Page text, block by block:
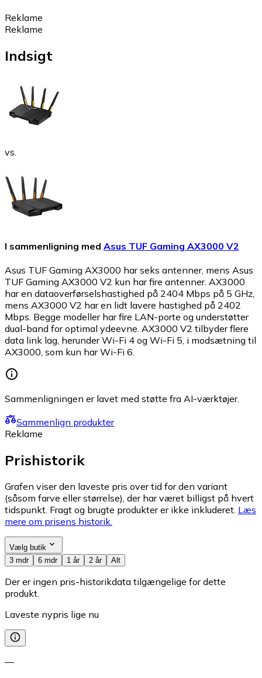
Reklame
Reklame
Indsigt
vs.
I sammenligning med Asus TUF Gaming AX3000 V2
Asus TUF Gaming AX3000 har seks antenner, mens Asus
TUF Gaming AX3000 V2 kun har fire antenner. AX3000
har en dataoverførselshastighed på 2404 Mbps på 5 GHz,
mens AX3000 V2 har en lidt lavere hastighed på 2402
Mbps. Begge modeller har fire LAN-porte og understøtter
dual-band for optimal ydeevne. AX3000 V2 tilbyder flere
data link lag, herunder Wi-Fi 4 og Wi-Fi 5, i modsætning til
AX3000, som kun har Wi-Fi 6.
Sammenligningen er lavet med støtte fra AI-værktøjer.
Sammenlign produkter
Reklame
Prishistorik
Grafen viser den laveste pris over tid for den variant
(såsom farve eller størrelse), der har været billigst på hvert
tidspunkt. Fragt og brugte produkter er ikke inkluderet. Læs
mere om prisens historik.
Vælg butik
3 mdr
6 mdr 1 år 2 år Alt
Der er ingen pris-historikdata tilgængelige for dette
produkt.
Laveste nypris lige nu
—